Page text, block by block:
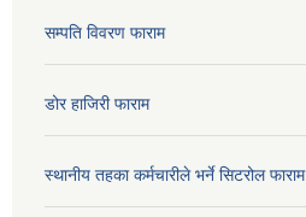
सम्पति विवरण फाराम
डोर हाजिरी फाराम
स्थानीय तहका कर्मचारीले भर्ने सिटरोल फाराम